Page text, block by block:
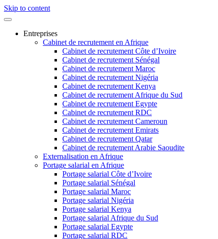
Skip to content
Entreprises
Cabinet de recrutement en Afrique
Cabinet de recrutement Côte d’Ivoire
Cabinet de recrutement Sénégal
Cabinet de recrutement Maroc
Cabinet de recrutement Nigéria
Cabinet de recrutement Kenya
Cabinet de recrutement Afrique du Sud
Cabinet de recrutement Egypte
Cabinet de recrutement RDC
Cabinet de recrutement Cameroun
Cabinet de recrutement Emirats
Cabinet de recrutement Qatar
Cabinet de recrutement Arabie Saoudite
Externalisation en Afrique
Portage salarial en Afrique
Portage salarial Côte d’Ivoire
Portage salarial Sénégal
Portage salarial Maroc
Portage salarial Nigéria
Portage salarial Kenya
Portage salarial Afrique du Sud
Portage salarial Egypte
Portage salarial RDC